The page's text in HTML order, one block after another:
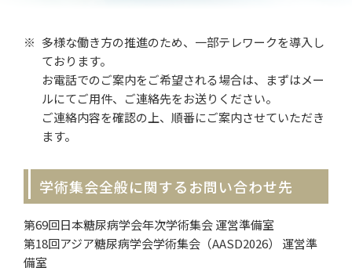
多様な働き方の推進のため、一部テレワークを導入し
ております。
お電話でのご案内をご希望される場合は、まずはメー
ルにてご用件、ご連絡先をお送りください。
ご連絡内容を確認の上、順番にご案内させていただき
ます。
学術集会全般に関するお問い合わせ先
第69回日本糖尿病学会年次学術集会 運営準備室
第18回アジア糖尿病学会学術集会（AASD2026） 運営準
備室